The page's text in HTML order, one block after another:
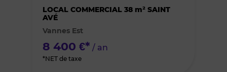
LOCAL COMMERCIAL 38 m² SAINT
AVÉ
Vannes Est
8 400 €* / an
*NET de taxe